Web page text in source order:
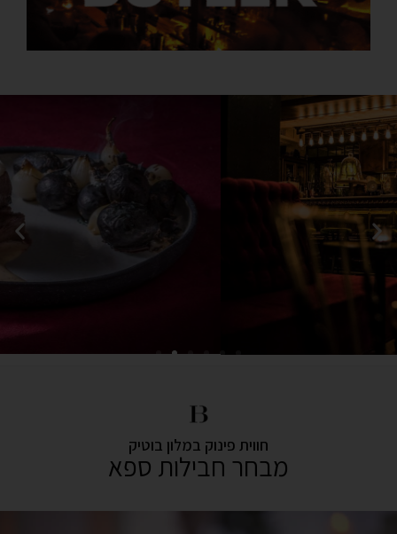
חווית פינוק במלון בוטיק
מבחר חבילות ספא